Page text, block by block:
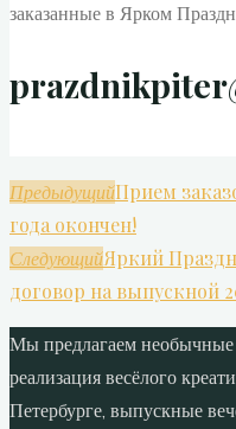
заказанные в Ярком
ПредыдущийПрием
года окончен!
СледующийЯркий
договор на выпускной
Мы предлагаем необычные
реализация весёлого
Петербурге, выпускные